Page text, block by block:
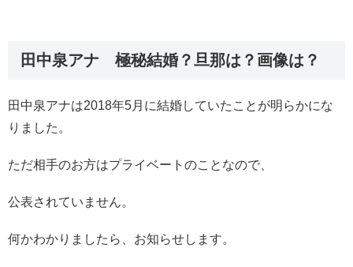
田中泉アナ 極秘結婚？旦那は？画像は？
田中泉アナは2018年5月に結婚していたことが明らかにな
りました。
ただ相手のお方はプライベートのことなので、
公表されていません。
何かわかりましたら、お知らせします。